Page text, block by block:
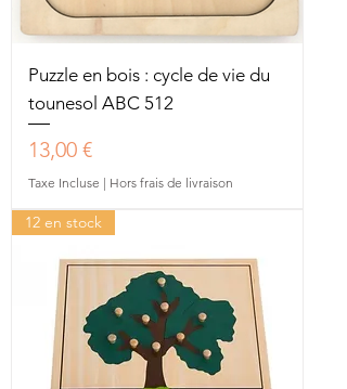
Puzzle en bois : cycle de vie du
tounesol ABC 512
Prix
13,00 €
Taxe Incluse | Hors frais de livraison
12 en stock